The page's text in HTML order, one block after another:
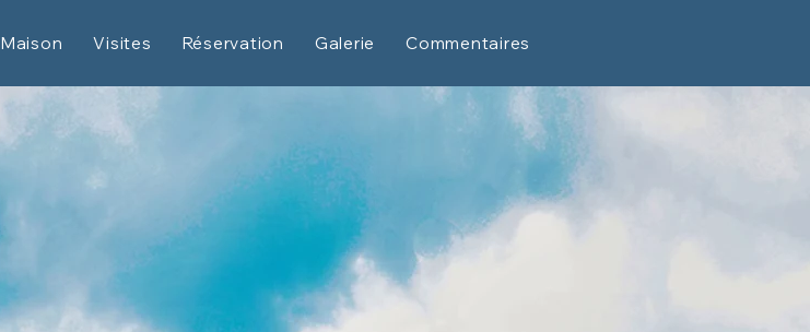
Maison Visites Réservation Galerie Commentaires